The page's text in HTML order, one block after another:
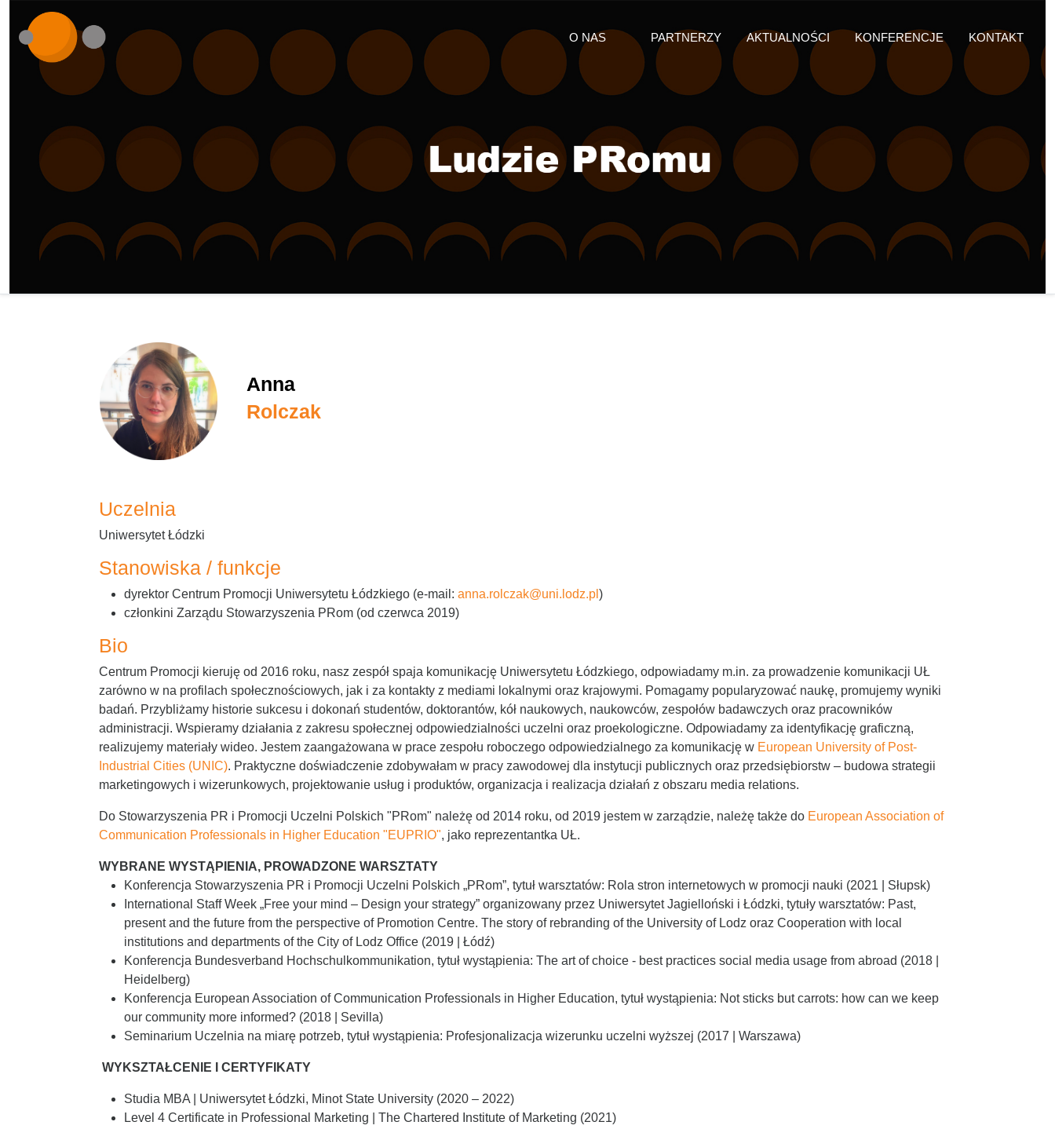
O NAS PARTNERZY AKTUALNOŚCI KONFERENCJE KONTAKT
Anna
Rolczak
Uczelnia
Uniwersytet Łódzki
Stanowiska / funkcje
dyrektor Centrum Promocji Uniwersytetu Łódzkiego (e-mail: anna.rolczak@uni.lodz.pl )
członkini Zarządu Stowarzyszenia PRom (od czerwca 2019)
Bio
Centrum Promocji kieruję od 2016 roku, nasz zespół spaja komunikację Uniwersytetu Łódzkiego, odpowiadamy m.in. za prowadzenie komunikacji UŁ
zarówno w na profilach społecznościowych, jak i za kontakty z mediami lokalnymi oraz krajowymi. Pomagamy popularyzować naukę, promujemy wyniki
badań. Przybliżamy historie sukcesu i dokonań studentów, doktorantów, kół naukowych, naukowców, zespołów badawczych oraz pracowników
administracji. Wspieramy działania z zakresu społecznej odpowiedzialności uczelni oraz proekologiczne. Odpowiadamy za identyfikację graficzną,
realizujemy materiały wideo. Jestem zaangażowana w prace zespołu roboczego odpowiedzialnego za komunikację w European University of Post-
Industrial Cities (UNIC). Praktyczne doświadczenie zdobywałam w pracy zawodowej dla instytucji publicznych oraz przedsiębiorstw – budowa strategii
marketingowych i wizerunkowych, projektowanie usług i produktów, organizacja i realizacja działań z obszaru media relations.
Do Stowarzyszenia PR i Promocji Uczelni Polskich "PRom" należę od 2014 roku, od 2019 jestem w zarządzie, należę także do European Association of
Communication Professionals in Higher Education "EUPRIO", jako reprezentantka UŁ.
WYBRANE WYSTĄPIENIA, PROWADZONE WARSZTATY
Konferencja Stowarzyszenia PR i Promocji Uczelni Polskich „PRom”, tytuł warsztatów: Rola stron internetowych w promocji nauki (2021 | Słupsk)
International Staff Week „Free your mind – Design your strategy” organizowany przez Uniwersytet Jagielloński i Łódzki, tytuły warsztatów: Past,
present and the future from the perspective of Promotion Centre. The story of rebranding of the University of Lodz oraz Cooperation with local
institutions and departments of the City of Lodz Office (2019 | Łódź)
Konferencja Bundesverband Hochschulkommunikation, tytuł wystąpienia: The art of choice - best practices social media usage from abroad (2018 |
Heidelberg)
Konferencja European Association of Communication Professionals in Higher Education, tytuł wystąpienia: Not sticks but carrots: how can we keep
our community more informed? (2018 | Sevilla)
Seminarium Uczelnia na miarę potrzeb, tytuł wystąpienia: Profesjonalizacja wizerunku uczelni wyższej (2017 | Warszawa)
WYKSZTAŁCENIE I CERTYFIKATY
Studia MBA | Uniwersytet Łódzki, Minot State University (2020 – 2022)
Level 4 Certificate in Professional Marketing | The Chartered Institute of Marketing (2021)